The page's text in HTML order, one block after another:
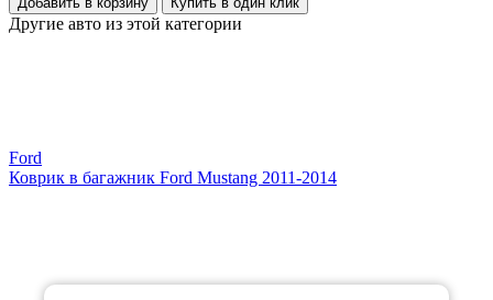
Другие авто из этой категории
Ford
Коврик в багажник Ford Mustang 2011-2014